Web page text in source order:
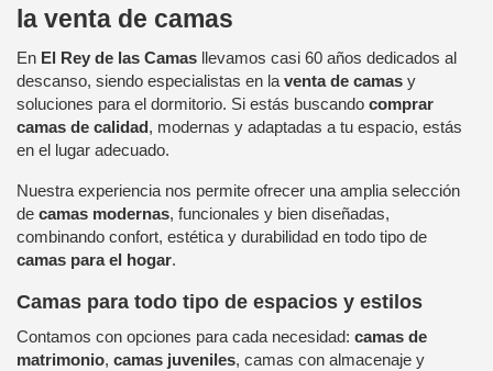
la venta de camas
En El Rey de las Camas llevamos casi 60 años dedicados al
descanso, siendo especialistas en la venta de camas y
soluciones para el dormitorio. Si estás buscando comprar
camas de calidad, modernas y adaptadas a tu espacio, estás
en el lugar adecuado.
Nuestra experiencia nos permite ofrecer una amplia selección
de camas modernas, funcionales y bien diseñadas,
combinando confort, estética y durabilidad en todo tipo de
camas para el hogar.
Camas para todo tipo de espacios y estilos
Contamos con opciones para cada necesidad: camas de
matrimonio, camas juveniles, camas con almacenaje y